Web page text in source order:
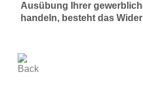
Ausübung Ihrer
handeln, besteht das